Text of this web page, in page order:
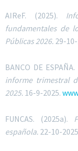
AIReF. (2025).
fundamentales de
Públicas 2026. 29-
BANCO DE ESPAÑA.
informe trimestral
2025. 16-9-2025.
FUNCAS. (2025a).
española. 22-10-